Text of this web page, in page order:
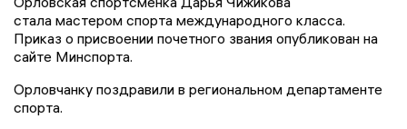
стала мастером спорта международного класса.
Приказ о присвоении почетного звания опубликован на
сайте Минспорта.
Орловчанку поздравили в региональном департаменте
спорта.